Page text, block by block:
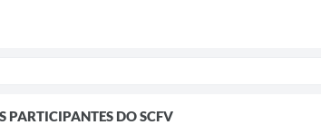
PARTICIPANTES DO SCFV